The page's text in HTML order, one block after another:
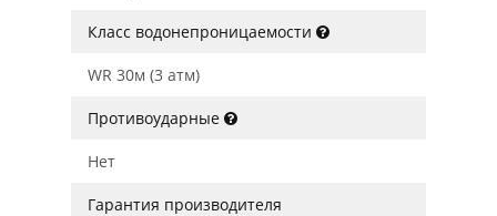
Класс водонепроницаемости
WR 30м (3 атм)
Противоударные
Нет
Гарантия производителя